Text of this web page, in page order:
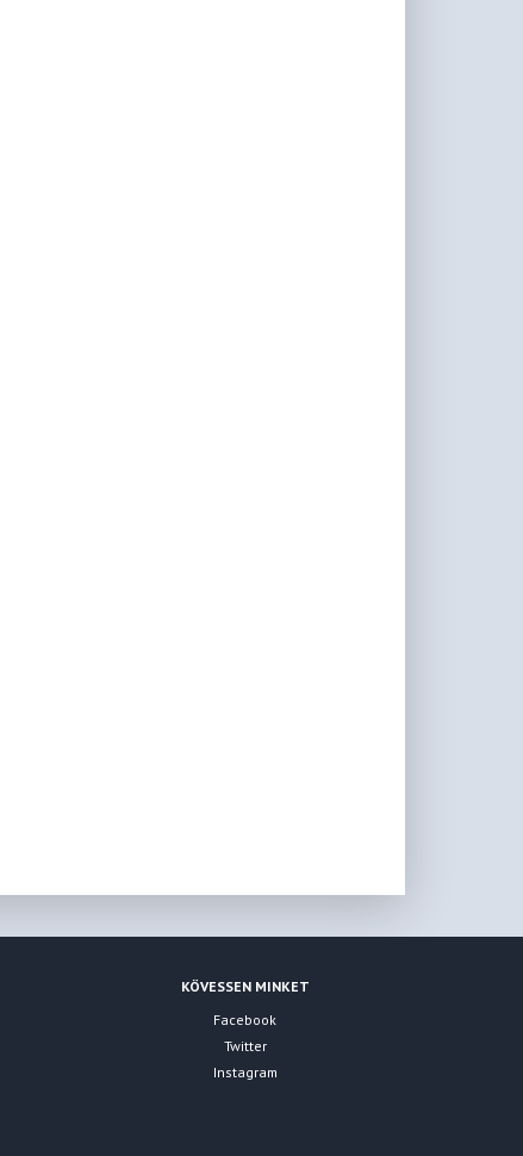
KÖVESSEN MINKET
Facebook
Twitter
Instagram